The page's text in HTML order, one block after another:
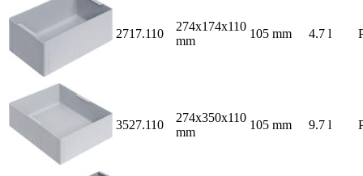
2717.110
274x174x110
mm
105 mm 4.7 l
3527.110
274x350x110
mm
105 mm 9.7 l